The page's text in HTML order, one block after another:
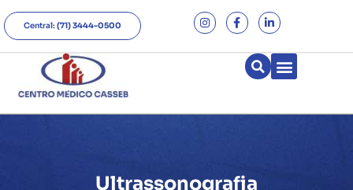
Central:(71) 3444-0500
Ultrassonografia